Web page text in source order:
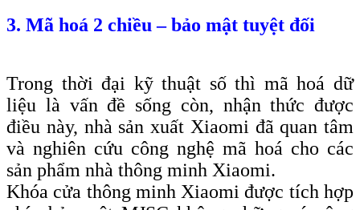
3. Mã hoá 2 chiều – bảo mật tuyệt đối
Trong thời đại kỹ thuật số thì mã hoá dữ
liệu là vấn đề sống còn, nhận thức được
điều này, nhà sản xuất Xiaomi đã quan tâm
và nghiên cứu công nghệ mã hoá cho các
sản phẩm nhà thông minh Xiaomi.
Khóa cửa thông minh Xiaomi được tích hợp